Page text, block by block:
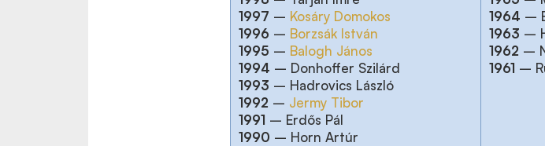
1997 – Kosáry Domokos
1996 – Borzsák István
1995 – Balogh János
1994 – Donhoffer Szilárd
1993 – Hadrovics László
1992 – Jermy Tibor
1991 – Erdős Pál
1990 – Horn Artúr
1964 –
1963 –
1962 –
1961 –